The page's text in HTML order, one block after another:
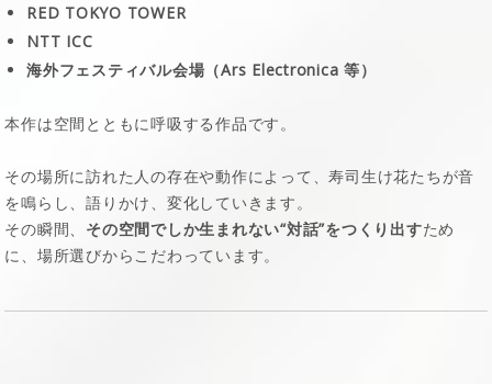
RED TOKYO TOWER
NTT ICC
海外フェスティバル会場（Ars Electronica 等）
本作は空間とともに呼吸する作品です。
その場所に訪れた人の存在や動作によって、寿司生け花たちが音
を鳴らし、語りかけ、変化していきます。
その瞬間、 その空間でしか生まれない“対話”をつくり出すため
に、場所選びからこだわっています。